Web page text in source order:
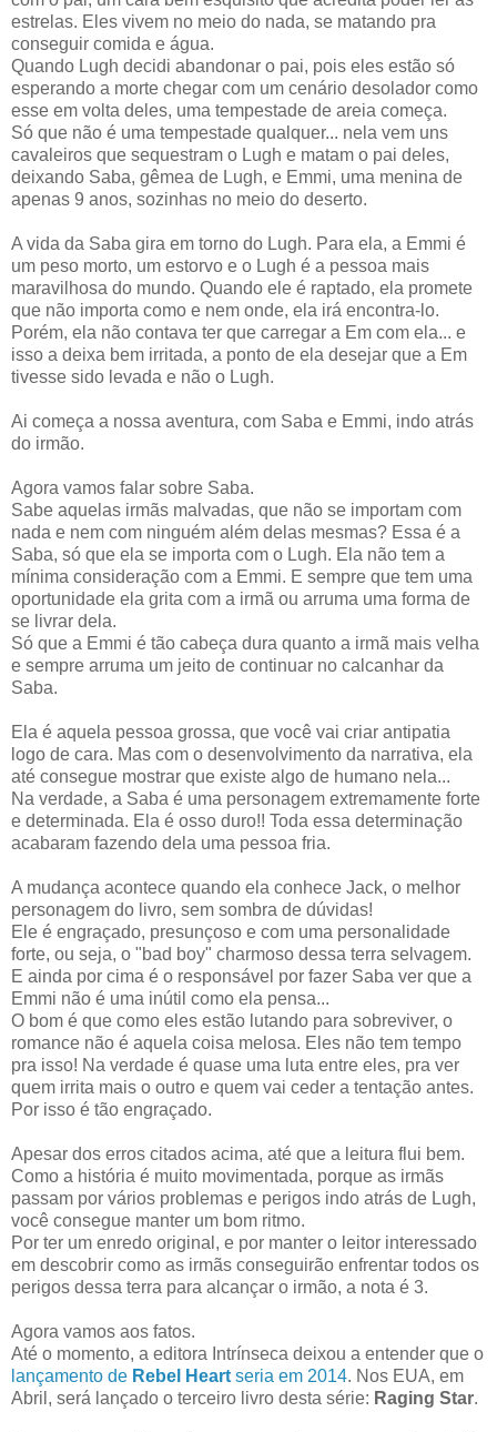
estrelas. Eles vivem no meio do nada, se matando pra
conseguir comida e água.
Quando Lugh decidi abandonar o pai, pois eles estão só
esperando a morte chegar com um cenário desolador como
esse em volta deles, uma tempestade de areia começa.
Só que não é uma tempestade qualquer... nela vem uns
cavaleiros que sequestram o Lugh e matam o pai deles,
deixando Saba, gêmea de Lugh, e Emmi, uma menina de
apenas 9 anos, sozinhas no meio do deserto.
A vida da Saba gira em torno do Lugh. Para ela, a Emmi é
um peso morto, um estorvo e o Lugh é a pessoa mais
maravilhosa do mundo. Quando ele é raptado, ela promete
que não importa como e nem onde, ela irá encontra-lo.
Porém, ela não contava ter que carregar a Em com ela... e
isso a deixa bem irritada, a ponto de ela desejar que a Em
tivesse sido levada e não o Lugh.
Ai começa a nossa aventura, com Saba e Emmi, indo atrás
do irmão.
Agora vamos falar sobre Saba.
Sabe aquelas irmãs malvadas, que não se importam com
nada e nem com ninguém além delas mesmas? Essa é a
Saba, só que ela se importa com o Lugh. Ela não tem a
mínima consideração com a Emmi. E sempre que tem uma
oportunidade ela grita com a irmã ou arruma uma forma de
se livrar dela.
Só que a Emmi é tão cabeça dura quanto a irmã mais velha
e sempre arruma um jeito de continuar no calcanhar da
Saba.
Ela é aquela pessoa grossa, que você vai criar antipatia
logo de cara. Mas com o desenvolvimento da narrativa, ela
até consegue mostrar que existe algo de humano nela...
Na verdade, a Saba é uma personagem extremamente forte
e determinada. Ela é osso duro!! Toda essa determinação
acabaram fazendo dela uma pessoa fria.
A mudança acontece quando ela conhece Jack, o melhor
personagem do livro, sem sombra de dúvidas!
Ele é engraçado, presunçoso e com uma personalidade
forte, ou seja, o "bad boy" charmoso dessa terra selvagem.
E ainda por cima é o responsável por fazer Saba ver que a
Emmi não é uma inútil como ela pensa...
O bom é que como eles estão lutando para sobreviver, o
romance não é aquela coisa melosa. Eles não tem tempo
pra isso! Na verdade é quase uma luta entre eles, pra ver
quem irrita mais o outro e quem vai ceder a tentação antes.
Por isso é tão engraçado.
Apesar dos erros citados acima, até que a leitura flui bem.
Como a história é muito movimentada, porque as irmãs
passam por vários problemas e perigos indo atrás de Lugh,
você consegue manter um bom ritmo.
Por ter um enredo original, e por manter o leitor interessado
em descobrir como as irmãs conseguirão enfrentar todos os
perigos dessa terra para alcançar o irmão, a nota é 3.
Agora vamos aos fatos.
Até o momento, a editora Intrínseca deixou a entender que o
lançamento de Rebel Heart seria em 2014. Nos EUA, em
Abril, será lançado o terceiro livro desta série: Raging Star.